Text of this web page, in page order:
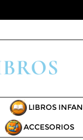
LIBROS
ACCESORIOS